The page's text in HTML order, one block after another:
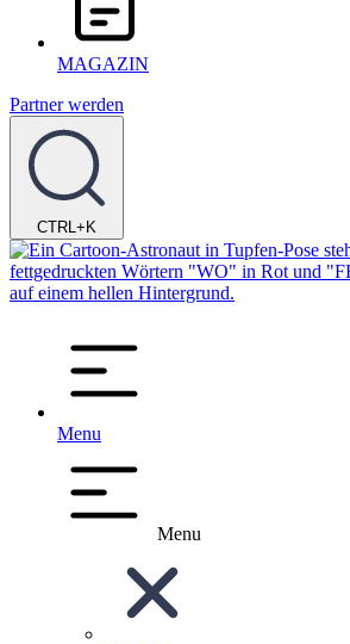
MAGAZIN
Partner werden
CTRL+K
Menu
Menu